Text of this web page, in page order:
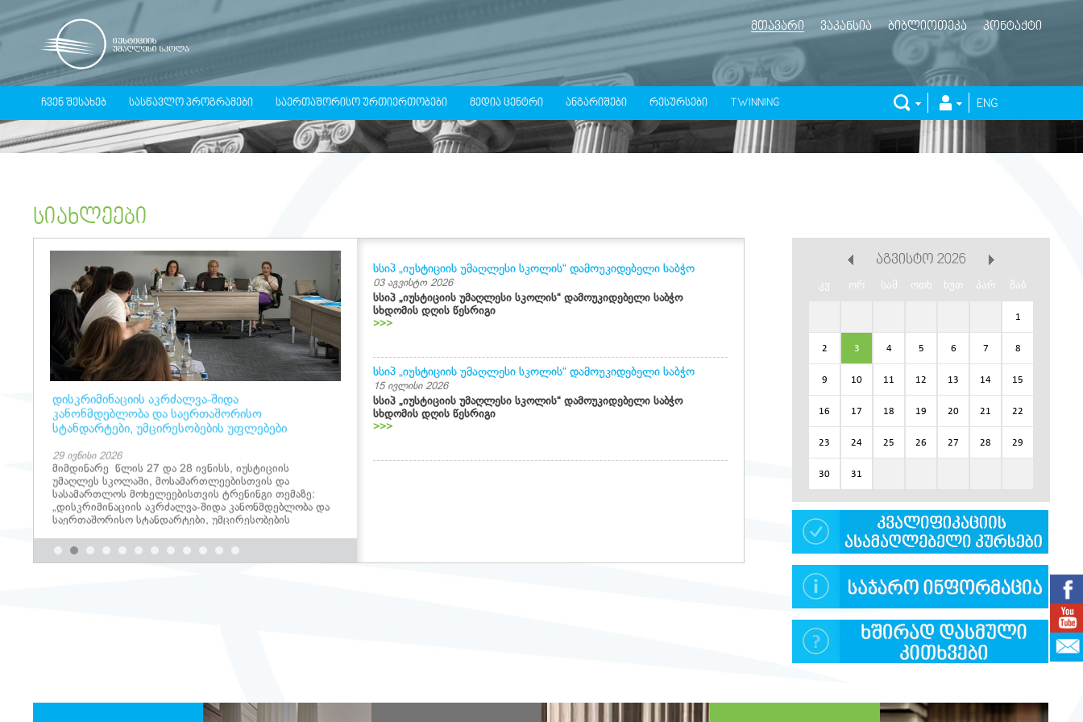
ᲛᲗᲐᲕᲐᲠᲘ ᲕᲐᲙᲐᲜᲡᲘᲐ ᲑᲘᲑᲚᲘᲝᲗᲔᲙᲐ ᲙᲝᲜᲢᲐᲥᲢᲘ
ᲩᲕᲔᲜ ᲨᲔᲡᲐᲮᲔᲑ ᲡᲐᲡᲬᲐᲕᲚᲝ ᲞᲠᲝᲒᲠᲐᲛᲔᲑᲘ ᲡᲐᲔᲠᲗᲐᲨᲝᲠᲘᲡᲝ ᲣᲠᲗᲘᲔᲠᲗᲝᲑᲔᲑᲘ ᲛᲔᲓᲘᲐ ᲪᲔᲜᲢᲠᲘ ᲐᲜᲒᲐᲠᲘᲨᲔᲑᲘ ᲠᲔᲡᲣᲠᲡᲔᲑᲘ TWINNING ENG
ᲡᲘᲐᲮᲚᲔᲔᲑᲘ
დისკრიმინაციის აკრძალვა-შიდა
კანონმდებლობა და საერთაშორისო
სტანდარტები, უმცირესობების უფლებები
29 ივნისი 2026
მიმდინარე წლის 27 და 28 ივნისს, იუსტიციის
უმაღლეს სკოლაში, მოსამართლეებისთვის და
სასამართლოს მოხელეებისთვის ტრენინგი თემაზე:
„დისკრიმინაციის აკრძალვა-შიდა კანონმდებლობა და
საერთაშორისო სტანდარტები, უმცირესობების
უფლებები“ გაიმართა.>>>
სსიპ „იუსტიციის უმაღლესი სკოლის“ დამოუკიდებელი საბჭო
03 აგვისტო 2026
სსიპ „იუსტიციის უმაღლესი სკოლის“ დამოუკიდებელი საბჭო
სხდომის დღის წესრიგი
>>>
სსიპ „იუსტიციის უმაღლესი სკოლის“ დამოუკიდებელი საბჭო
15 ივლისი 2026
სსიპ „იუსტიციის უმაღლესი სკოლის“ დამოუკიდებელი საბჭო
სხდომის დღის წესრიგი
>>>
ᲐᲒᲕᲘᲡᲢᲝ 2026
კვ ორ სამ ოთხ ხუთ პარ შაბ
1
2 3 4 5 6 7 8
9 10 11 12 13 14 15
16 17 18 19 20 21 22
23 24 25 26 27 28 29
30 31